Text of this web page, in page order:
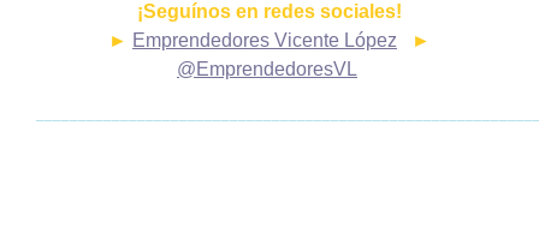
¡Seguínos en redes sociales!
► Emprendedores Vicente López
►
@EmprendedoresVL